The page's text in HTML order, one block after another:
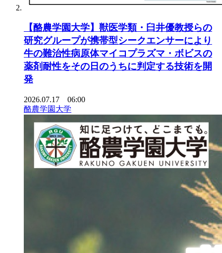
【酪農学園大学】獣医学類・臼井優教授らの
研究グループが携帯型シークエンサーにより
牛の難治性病原体マイコプラズマ・ボビスの
薬剤耐性をその日のうちに判定する技術を開
発
2026.07.17 06:00
酪農学園大学